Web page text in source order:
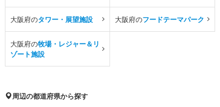
大阪府のタワー・展望施設 大阪府のフードテーマパーク
大阪府の牧場・レジャー＆リ
ゾート施設
周辺の都道府県から探す